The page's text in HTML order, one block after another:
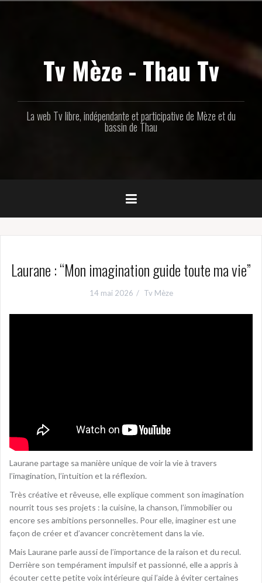
Tv Mèze - Thau Tv
La web Tv libre, indépendante et participative de Mèze et du
bassin de Thau
Laurane : “Mon imagination guide toute ma vie”
14 mai 2026 Tv Mèze
Laurane partage sa manière unique de voir la vie à travers
l’imagination, l’intuition et la réflexion.
Très créative et rêveuse, elle explique comment son imagination
nourrit tous ses projets : la cuisine, la chanson, l’immobilier ou
encore ses ambitions personnelles. Pour elle, imaginer est une
façon de créer et d’avancer concrètement dans la vie.
Mais Laurane parle aussi de l’importance de la raison et du recul.
Derrière son tempérament impulsif et passionné, elle a appris à
écouter cette petite voix intérieure qui l’aide à éviter certaines